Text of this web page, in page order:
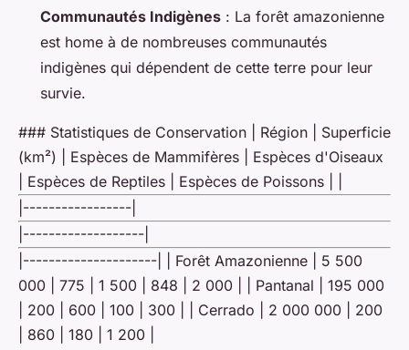
Communautés Indigènes : La forêt amazonienne
est home à de nombreuses communautés
indigènes qui dépendent de cette terre pour leur
survie.
### Statistiques de Conservation | Région | Superficie
(km²) | Espèces de Mammifères | Espèces d'Oiseaux
| Espèces de Reptiles | Espèces de Poissons | |
|-----------------|
|-------------------|
|---------------------| | Forêt Amazonienne | 5 500
000 | 775 | 1 500 | 848 | 2 000 | | Pantanal | 195 000
| 200 | 600 | 100 | 300 | | Cerrado | 2 000 000 | 200
| 860 | 180 | 1 200 |